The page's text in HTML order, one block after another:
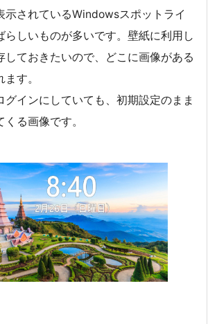
示されているWindowsスポットライ
らしいものが多いです。壁紙に利用し
しておきたいので、どこに画像がある
す。
グインにしていても、初期設定のまま
る画像です。